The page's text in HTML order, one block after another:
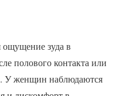
зуда в
полового контакта или
У женщин наблюдаются